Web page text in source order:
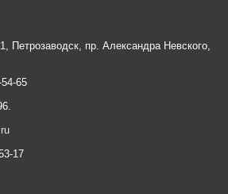
Петрозаводск, пр. Александра Невского,
65
17